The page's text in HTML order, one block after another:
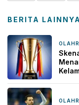
BERITA LAINNYA